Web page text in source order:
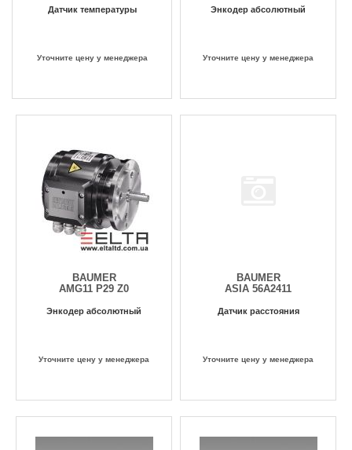
Датчик температуры
Уточните цену у менеджера
Энкодер абсолютный
Уточните цену у менеджера
BAUMER
AMG11 P29 Z0
Энкодер абсолютный
Уточните цену у менеджера
BAUMER
ASIA 56A2411
Датчик расстояния
Уточните цену у менеджера